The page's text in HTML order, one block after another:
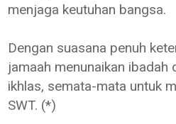
menjaga keutuhan bangsa.
Dengan suasana penuh
jamaah menunaikan ibadah
ikhlas, semata-mata untuk
SWT. (*)